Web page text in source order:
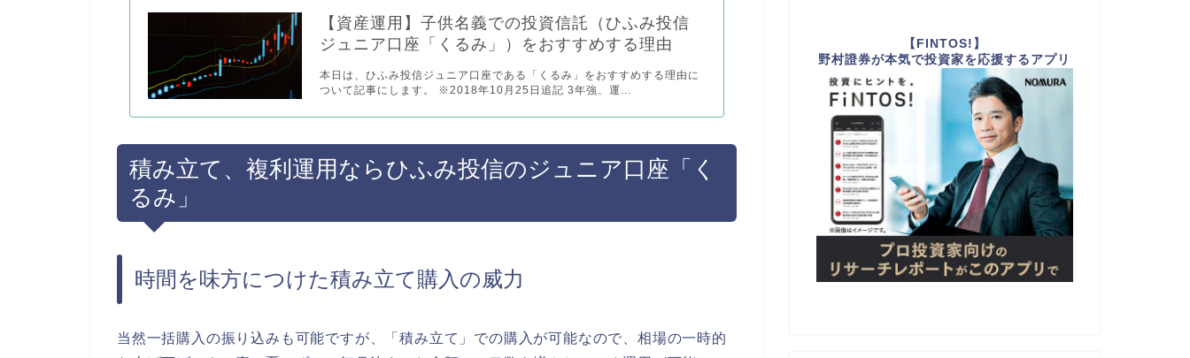
【資産運用】子供名義での投資信託（ひふみ投信
ジュニア口座「くるみ」）をおすすめする理由
本日は、ひふみ投信ジュニア口座である「くるみ」をおすすめする理由に
ついて記事にします。 ※2018年10月25日追記 3年強、運...
積み立て、複利運用ならひふみ投信のジュニア口座「く
るみ」
時間を味方につけた積み立て購入の威力
当然一括購入の振り込みも可能ですが、「積み立て」での購入が可能なので、相場の一時的
【FINTOS!】
野村證券が本気で投資家を応援するアプリ